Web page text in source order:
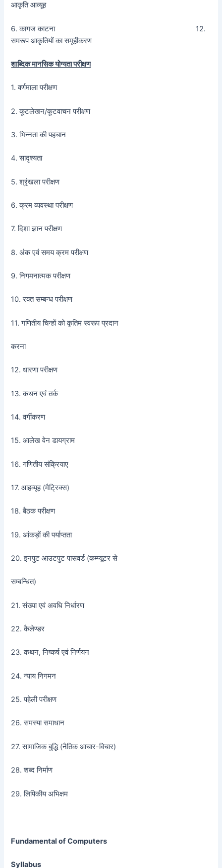
आकृति आव्यूह
6. कागज काटना 12.
समरूप आकृतियों का समूहीकरण
शाब्दिक मानसिक योग्यता परीक्षण
1. वर्णमाला परीक्षण
2. कूटलेखन/कूटवाचन परीक्षण
3. भिन्नता की पहचान
4. सादृश्यता
5. श्रृंखला परीक्षण
6. क्रम व्यवस्था परीक्षण
7. दिशा ज्ञान परीक्षण
8. अंक एवं समय क्रम परीक्षण
9. निगमनात्मक परीक्षण
10. रक्त सम्बन्ध परीक्षण
11. गणितीय चिन्हों को कृतिम स्वरूप प्रदान
करना
12. धारणा परीक्षण
13. कथन एवं तर्क
14. वर्गीकरण
15. आलेख वेन डायग्राम
16. गणितीय संक्रियाए
17. आहव्यूह (मैट्रिक्स)
18. बैठक परीक्षण
19. आंकड़ों की पर्याप्तता
20. इनपुट आउटपुट पासवर्ड (कम्प्यूटर से
सम्बन्धित)
21. संख्या एवं अवधि निर्धारण
22. कैलेण्डर
23. कथन, निष्कर्ष एवं निर्णयन
24. न्याय निगमन
25. पहेली परीक्षण
26. समस्या समाधान
27. सामाजिक बुद्धि (नैतिक आचार-विचार)
28. शब्द निर्माण
29. लिपिकीय अभिक्षम
Fundamental of Computers
Syllabus